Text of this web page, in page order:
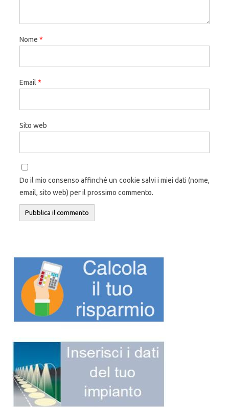
Nome *
Email *
Sito web
Do il mio consenso affinché un cookie salvi i miei dati (nome,
email, sito web) per il prossimo commento.